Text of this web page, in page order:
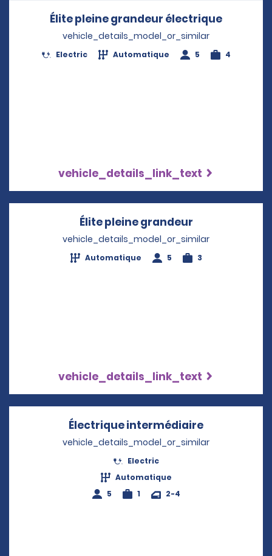
Élite pleine grandeur électrique
vehicle_details_model_or_similar
Electric Automatique 5 4
vehicle_details_link_text
Élite pleine grandeur
vehicle_details_model_or_similar
Automatique 5 3
vehicle_details_link_text
Électrique intermédiaire
vehicle_details_model_or_similar
Electric
Automatique
5
1 2-4